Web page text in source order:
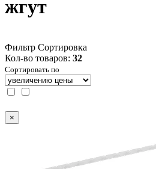
жгут
Фильтр Сортировка
Кол-во товаров: 32
Сортировать по
×